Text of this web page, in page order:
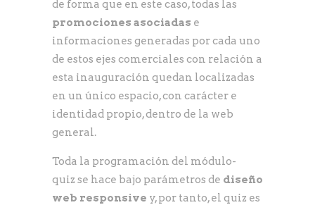
de forma que en este caso, todas las
promociones asociadas e
informaciones generadas por cada uno
de estos ejes comerciales con relación a
esta inauguración quedan localizadas
en un único espacio, con carácter e
identidad propio, dentro de la web
general.
Toda la programación del módulo-
quiz se hace bajo parámetros de diseño
web responsive y, por tanto, el quiz es